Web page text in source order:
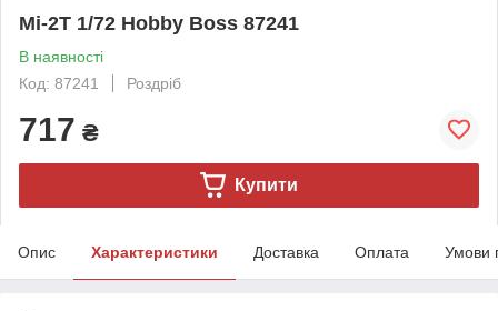
Mi-2T 1/72 Hobby Boss 87241
В наявності
Код: 87241
Роздріб
717 ₴
Купити
Опис Характеристики Доставка Оплата Умови